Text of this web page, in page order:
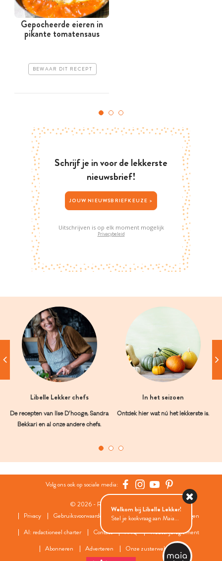
Gepocheerde eieren in
pikante tomatensaus
BEWAAR DIT RECEPT
Schrijf je in voor de lekkerste
nieuwsbrief!
JOUW NIEUWSBRIEFKEUZE >
Uitschrijven is op elk moment mogelijk
Privacybeleid
Libelle Lekker chefs
De recepten van Ilse D’hooge, Sandra
Bekkari en al onze andere chefs.
In het seizoen
Ontdek hier wat nú het lekkerste is.
Volg ons ook op sociale media:
© 2026 - Roularta Media Group
Privacy
Gebruiksvoorwaarden Cookies
Cookies instellingen
AI: redactioneel charter
Contact FAQ
Wedstrijdreglement
Abonneren
Adverteren Onze zusterwebsites
Welkom bij Libelle Lekker!
Stel je kookvraag aan Maia...